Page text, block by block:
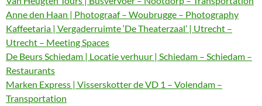
Anne den Haan | Photograaf – Woubrugge – Photography
Kaffeetaria | Vergaderruimte ‘De Theaterzaal’ | Utrecht –
Utrecht – Meeting Spaces
De Beurs Schiedam | Locatie verhuur | Schiedam – Schiedam –
Restaurants
Marken Express | Visserskotter de VD 1 – Volendam –
Transportation